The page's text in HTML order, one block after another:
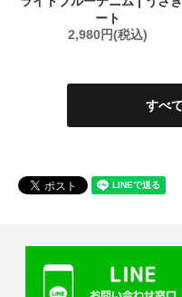
ート
2,980円(税込)
すべ